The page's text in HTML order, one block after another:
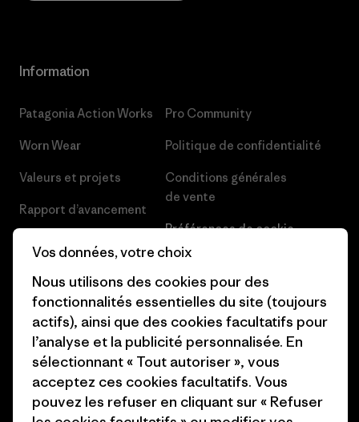
Information
Patagonia Action Works
Worn Wear
Valeurs et projets
Rapport d’avancement
Objectifs climatiques
1% For The Planet
Comment nous
finançons
Cartes cadeaux
Pro Community
Politique de confidentialité
Conditions générales
de vente
Préférences de cookie
Carrières
Presse et media
Industry program
Programme d’affiliation
Patagonia Belgique Plan du
site
Vos données, votre choix
Nous utilisons des cookies pour des
fonctionnalités essentielles du site (toujours
actifs), ainsi que des cookies facultatifs pour
l’analyse et la publicité personnalisée. En
sélectionnant « Tout autoriser », vous
acceptez ces cookies facultatifs. Vous
pouvez les refuser en cliquant sur « Refuser